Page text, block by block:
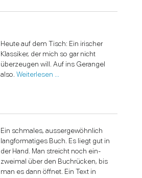
Heute auf dem Tisch: Ein irischer
Klassiker, der mich so gar nicht
überzeugen will. Auf ins Gerangel
also. Weiterlesen …
Ein schmales, aussergewöhnlich
langformatiges Buch. Es liegt gut in
der Hand. Man streicht noch ein-
zweimal über den Buchrücken, bis
man es dann öffnet. Ein Text in